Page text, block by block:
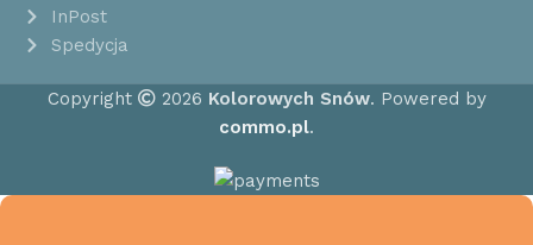
InPost
Spedycja
Copyright 2026 Kolorowych Snów. Powered by
commo.pl.